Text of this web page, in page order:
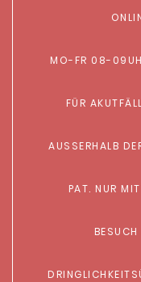
MO-FR 08-
FÜR
AUSSERHALB
PAT. NUR MIT
ESUCH